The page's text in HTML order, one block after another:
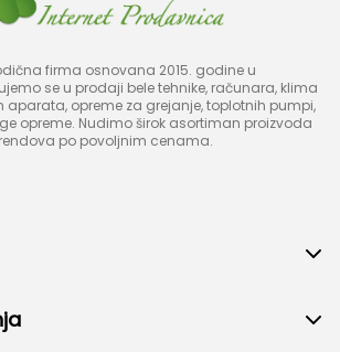
firma osnovana 2015. godine u
se u prodaji bele tehnike, računara, klima
aparata, opreme za grejanje, toplotnih pumpi,
opreme. Nudimo širok asortiman proizvoda
po povoljnim cenama.